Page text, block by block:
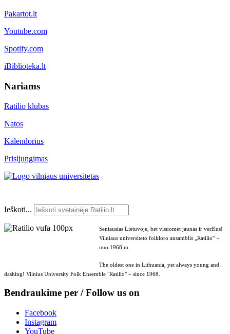
Pakartot.lt
Youtube.com
Spotify.com
iBiblioteka.lt
Nariams
Ratilio klubas
Natos
Kalendorius
Prisijungimas
Ieškoti...
Seniausias Lietuvoje, bet visuomet jaunas ir veržlus!
Vilniaus universiteto folkloro ansamblis „Ratilio“ –
nuo 1968 m.
The oldest one in Lithuania, yet always young and
dashing! Vilnius University Folk Ensemble "Ratilio" – since 1968.
Bendraukime per / Follow us on
Facebook
Instagram
YouTube